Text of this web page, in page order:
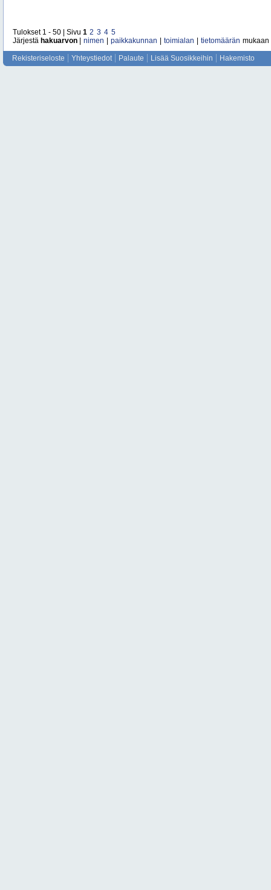
Tulokset 1 - 50 | Sivu 1 2 3 4 5
Järjestä hakuarvon nimen paikkakunnan toimialan tietomäärän mukaan
Rekisteriseloste Yhteystiedot Palaute Lisää Suosikkeihin Hakemisto